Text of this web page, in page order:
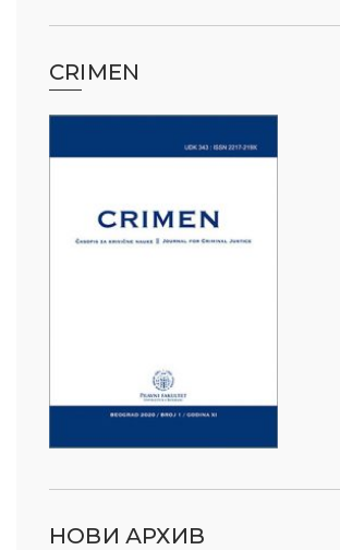
CRIMEN
НОВИ АРХИВ